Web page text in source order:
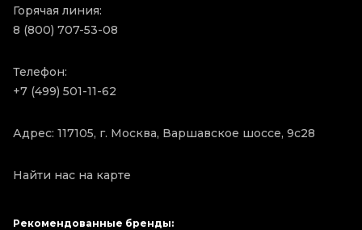
Горячая линия:
8 (800) 707-53-08
Телефон:
+7 (499) 501-11-62
Адрес: 117105, г. Москва, Варшавское шоссе, 9с28
Найти нас на карте
Рекомендованные бренды: